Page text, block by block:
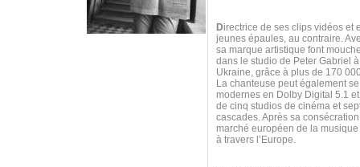
Directrice de ses clips vidéos et
jeunes épaules, au contraire.
sa marque artistique font
dans le studio de Peter Gabriel
Ukraine, grâce à plus de 170
La chanteuse peut également
modernes en Dolby Digital 5.1
de cinq studios de cinéma et
cascades. Après sa
marché européen de la
à travers l’Europe.